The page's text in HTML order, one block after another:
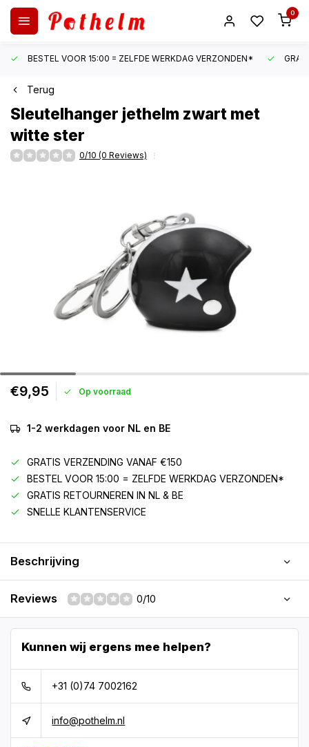
0
BESTEL VOOR 15:00 = ZELFDE WERKDAG VERZONDEN*
Terug
Sleutelhanger jethelm zwart met
witte ster
0/10 (0 Reviews)
€9,95 Op voorraad
1-2 werkdagen voor NL en BE
GRATIS VERZENDING VANAF €150
BESTEL VOOR 15:00 = ZELFDE WERKDAG VERZONDEN*
GRATIS RETOURNEREN IN NL & BE
SNELLE KLANTENSERVICE
Beschrijving
Reviews 0/10
Kunnen wij ergens mee helpen?
+31 (0)74 7002162
info@pothelm.nl